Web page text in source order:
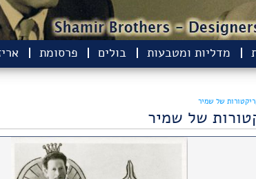
מדליות ומטבעות בולים פרסומת
של שמיר
של שמיר